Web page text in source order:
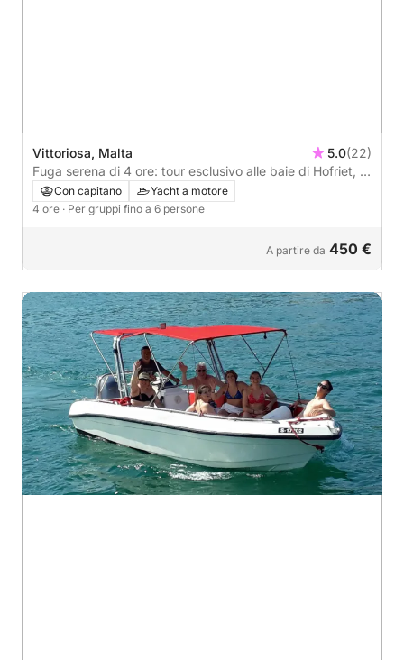
Vittoriosa, Malta 5.0(22)
Fuga serena di 4 ore: tour esclusivo alle baie di Hofriet, ai
due porti e alla costa meridionale
Con capitano
Yacht a motore
4 ore · Per gruppi fino a 6 persone
A partire da 450 €